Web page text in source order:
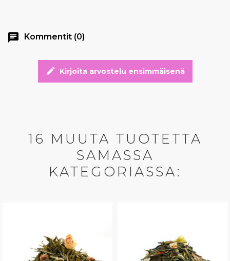
chat Kommentit (0)
edit Kirjoita arvostelu ensimmäisenä
16 MUUTA TUOTETTA
SAMASSA
KATEGORIASSA: